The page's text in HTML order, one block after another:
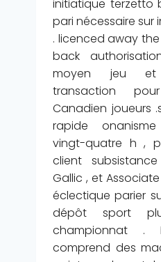
initiatique terzetto
pari nécessaire
. licenced away
back
moyen jeu et
transaction
Canadien joueurs
rapide
vingt-quatre h ,
client
Gallic , et
éclectique parier
dépôt sport
championnat .
comprend des